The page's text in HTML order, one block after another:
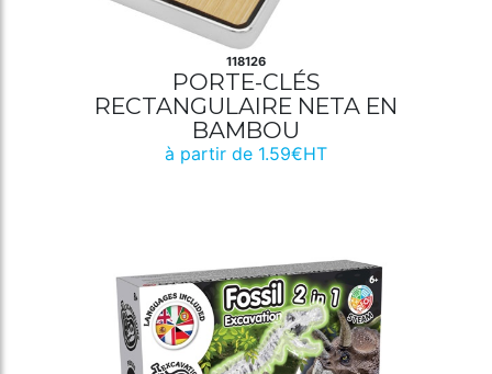
118126
PORTE-CLÉS
RECTANGULAIRE NETA EN
BAMBOU
à partir de 1.59€HT